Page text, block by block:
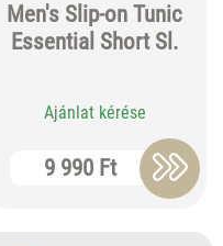
Men's Slip-on Tunic
Essential Short Sl.
Ajánlat kérése
9 990 Ft